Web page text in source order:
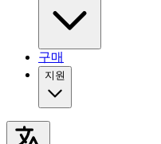
구매
지원